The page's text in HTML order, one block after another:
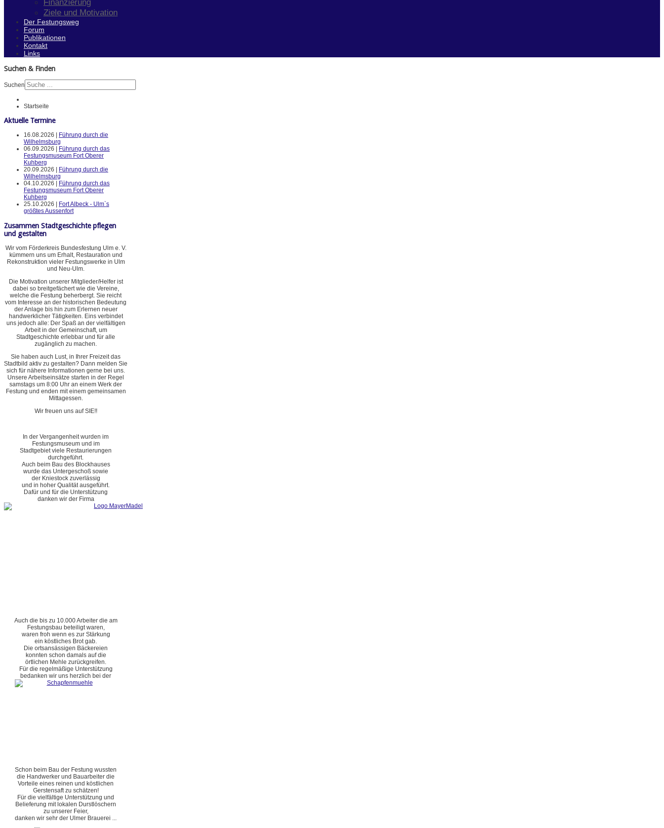
Finanzierung
Ziele und Motivation
Der Festungsweg
Forum
Publikationen
Kontakt
Links
Suchen & Finden
Suchen
Startseite
Aktuelle Termine
16.08.2026 |
Führung durch die
Wilhelmsburg
06.09.2026 |
Führung durch das
Festungsmuseum Fort Oberer
Kuhberg
20.09.2026 |
Führung durch die
Wilhelmsburg
04.10.2026 |
Führung durch das
Festungsmuseum Fort Oberer
Kuhberg
25.10.2026 |
Fort Albeck - Ulm`s
größtes Aussenfort
Zusammen Stadtgeschichte pflegen
und gestalten
Wir vom Förderkreis Bundesfestung Ulm e. V.
kümmern uns um Erhalt, Restauration und
Rekonstruktion vieler Festungswerke in Ulm
und Neu-Ulm.
Die Motivation unserer Mitglieder/Helfer ist
dabei so breitgefächert wie die Vereine,
welche die Festung beherbergt. Sie reicht
vom Interesse an der historischen Bedeutung
der Anlage bis hin zum Erlernen neuer
handwerklicher Tätigkeiten. Eins verbindet
uns jedoch alle: Der Spaß an der vielfältigen
Arbeit in der Gemeinschaft, um
Stadtgeschichte erlebbar und für alle
zugänglich zu machen.
Sie haben auch Lust, in Ihrer Freizeit das
Stadtbild aktiv zu gestalten? Dann melden Sie
sich für nähere Informationen gerne bei uns.
Unsere Arbeitseinsätze starten in der Regel
samstags um 8:00 Uhr an einem Werk der
Festung und enden mit einem gemeinsamen
Mittagessen.
Wir freuen uns auf SIE!!
In der Vergangenheit wurden im
Festungsmuseum und im
Stadtgebiet viele Restaurierungen
durchgeführt.
Auch beim Bau des Blockhauses
wurde das Untergeschoß sowie
der Kniestock zuverlässig
und in hoher Qualität ausgeführt.
Dafür und für die Unterstützung
danken wir der Firma
Auch die bis zu 10.000 Arbeiter die am
Festungsbau beteiligt waren,
waren froh wenn es zur Stärkung
ein köstliches Brot gab.
Die ortsansässigen Bäckereien
konnten schon damals auf die
örtlichen Mehle zurückgreifen.
Für die regelmäßige Unterstützung
bedanken wir uns herzlich bei der
Schon beim Bau der Festung wussten
die Handwerker und Bauarbeiter die
Vorteile eines reinen und köstlichen
Gerstensaft zu schätzen!
Für die vielfältige Unterstützung und
Belieferung mit lokalen Durstlöschern
zu unserer Feier,
danken wir sehr der Ulmer Brauerei ...